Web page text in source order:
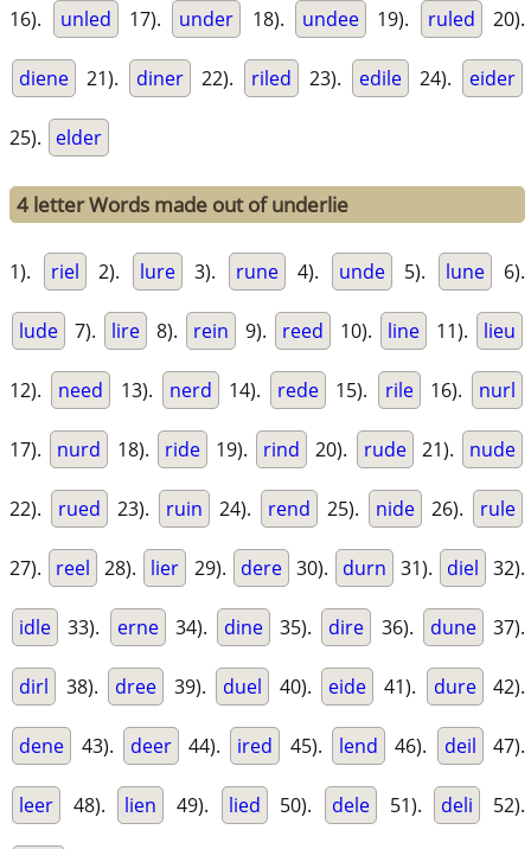
16). unled 17). under 18). undee 19). ruled 20).
diene 21). diner 22). riled 23). edile 24). eider
25). elder
4 letter Words made out of underlie
1). riel 2). lure 3). rune 4). unde 5). lune 6).
lude 7). lire 8). rein 9). reed 10). line 11). lieu
12). need 13). nerd 14). rede 15). rile 16). nurl
17). nurd 18). ride 19). rind 20). rude 21). nude
22). rued 23). ruin 24). rend 25). nide 26). rule
27). reel 28). lier 29). dere 30). durn 31). diel 32).
idle 33). erne 34). dine 35). dire 36). dune 37).
dirl 38). dree 39). duel 40). eide 41). dure 42).
dene 43). deer 44). ired 45). lend 46). deil 47).
leer 48). lien 49). lied 50). dele 51). deli 52).